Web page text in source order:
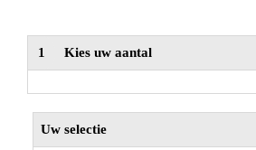
1 Kies uw aantal
Uw selectie